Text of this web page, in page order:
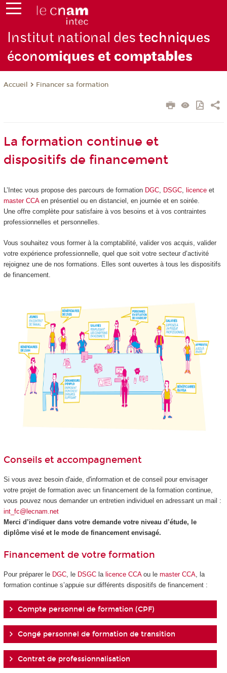
Institut national destechniques
économiques et comptables
Accueil Financer sa formation
La formation continue et
dispositifs de financement
L’Intec vous propose des parcours de formation DGC, DSGC, licence et
master CCAen présentiel ou en distanciel, en journée et en soirée.
Une offre complète pour satisfaire à vos besoins et à vos contraintes
professionnelles et personnelles.
Vous souhaitez vous former à la comptabilité, valider vos acquis, valider
votre expérience professionnelle, quel que soit votre secteur d’activité
rejoignez une de nos formations. Elles sont ouvertes à tous les dispositifs
de financement.
Conseils et accompagnement
Si vous avez besoin d'aide, d'information et de conseil pour envisager
votre projet de formation avec un financement de la formation continue,
vous pouvez nous demander un entretien individuel en adressant un mail :
int_fc@lecnam.net
Merci d’indiquer dans votre demande votre niveau d’étude, le
diplôme visé et le mode de financement envisagé.
Financement de votre formation
Pour préparer le DGC, le DSGCla licence CCAou le master CCA, la
formation continue s’appuie sur différents dispositifs de financement :
Compte personnel de formation (CPF)
Congé personnel de formation de transition
Contrat de professionnalisation